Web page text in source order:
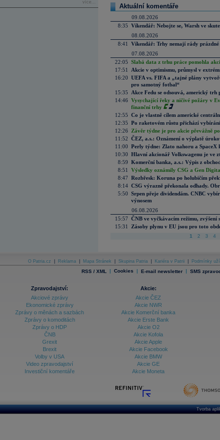
více...
Aktuální komentáře
09.08.2026
8:35 Víkendář: Nebojte se, Warsh ve
08.08.2026
8:41
Víkendář: Trhy nemají rády prázdné
07.08.2026
22:05 Slabá data z trhu práce pomohla
17:51
Akcie v optimismu, průmysl v
16:20 UEFA vs. FIFA a „tajné plány
pro samotný fotbal“
15:35
Akce Fedu se odsouvá, americký
14:46 Vysychající řeky a ničivé požáry v
finanční trhy
12:55 Co je vlastně cílem americké
12:35 Po raketovém růstu přichází
12:26
Závěr týdne je pro akcie převážně
11:52 ČEZ, a.s.: Oznámení o výplatě
11:00 Perly týdne: Zlato nahoru a SpaceX
10:30 Hlavní akcionář Volkswagenu je ve
8:59 Komerční banka, a.s.: Výpis z
8:51
Výsledky oznámily CSG a Gen
8:47 Rozbřesk: Koruna po holubičím
8:14 CSG výrazně překonala odhady.
5:50 Srpen přeje dividendám. CNBC
výnosem
06.08.2026
15:57 ČNB ve vyčkávacím režimu, zvýšení
15:31
Zásoby plynu v EU jsou pro toto
1 2 3 4
O Patria.cz Reklama Mapa Stránek Skupina Patria Kariéra v Patrii Podmínky
RSS / XML | Cookies | E-mail newsletter | SMS
Zpravodajství:
Akciové zprávy
Ekonomické zprávy
Zprávy o měnách a sazbách
Zprávy o komoditách
Zprávy o HDP
ČNB
Grexit
Brexit
Volby v USA
Video zpravodajství
Investiční komentáře
Akcie:
Akcie ČEZ
Akcie NWR
Akcie Komerční banka
Akcie Erste Bank
Akcie O2
Akcie Kofola
Akcie Apple
Akcie Facebook
Akcie BMW
Akcie GE
Akcie Moneta
Tvorba